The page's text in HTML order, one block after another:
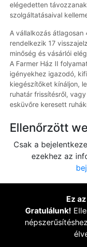
elégedetten
szolgáltatásaival
A vállalkozás
rendelkezik 17
minőség és vásárlói
A Farmer Ház II
igényekhez igazodó,
kiegészítőket kínáljon,
ruhatár frissítésről,
esküvőre keresett
Ellenőrzött
Csak a
ezekhez az
Ez
Gratulálunk!